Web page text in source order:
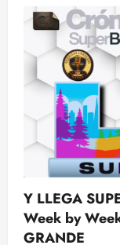
Y LLEGA
Week by
GRANDE